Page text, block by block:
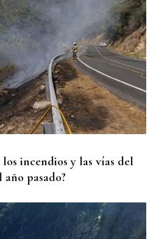
los incendios y las vías del
pasado?